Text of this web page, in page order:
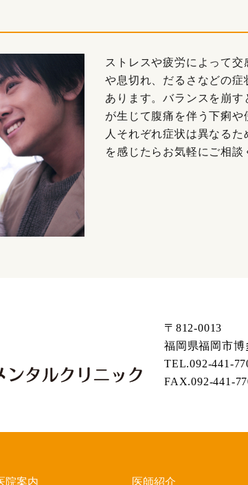
ストレスや疲労によって
や息切れ、だるさなどの
あります。バランスを崩
が生じて腹痛を伴う下痢や
人それぞれ症状は異なる
を感じたらお気軽にご相談
〒812-0013
福岡県福岡市博
TEL.092-441-
FAX.092-441-
院案内 医師紹介